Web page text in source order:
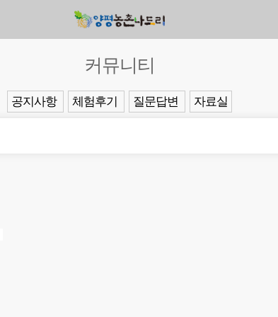
커뮤니티
공지사항 체험후기 질문답변 자료실